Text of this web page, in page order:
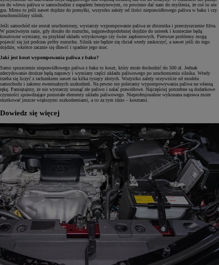
on do wlewu paliwa w samochodzie z napędem benzynowym, co powinno dać nam do myślenia, że coś tu nie
gra. Mimo to jeśli nawet dojdzie do pomyłki, wszystko zależy od ilości nieprawidłowego paliwa w baku i czy
uruchomiliśmy silnik.
Jeśli samochód nie został uruchomiony, wystarczy wypompowanie paliwa ze zbiornika i przeczyszczenie filtra.
W przeciwnym razie, gdy doszło do rozruchu, najprawdopodobniej dojdzie do usterek i konieczne będą
kosztowne wymiany, na przykład układu wtryskowego czy świec zapłonowych. Pierwsze problemy mogą
pojawić się już podczas próby rozruchu. Silnik nie będzie się chciał wtedy zaskoczyć, a nawet jeśli do tego
dojdzie, wkrótce zacznie się dławić i spadnie jego moc.
Jaki jest koszt wypompowania paliwa z baku?
Samo spuszczenie nieprawidłowego paliwa z baku to koszt, który może dochodzić do 500 zł. Jednak
zdecydowanie droższe będą naprawy i wymiany części układu paliwowego po uruchomieniu silnika. Wtedy
trzeba się liczyć z rachunkiem nawet na kilka tysięcy złotych. Wszystko zależy oczywiście od modelu
samochodu i zakresu ewentualnych uszkodzeń. Na pewno nie polecamy wypompowywania paliwa na własną
rękę. Pamiętajmy, że nie wystarczy usunąć złe paliwo i nalać prawidłowe. Najczęściej potrzebne są dodatkowe
czynności sprawdzające pozostałe elementy układu paliwowego. Nieprofesjonalnie wykonana naprawa może
skutkować jeszcze większymi uszkodzeniami, a co za tym idzie – kosztami.
Dowiedz się więcej